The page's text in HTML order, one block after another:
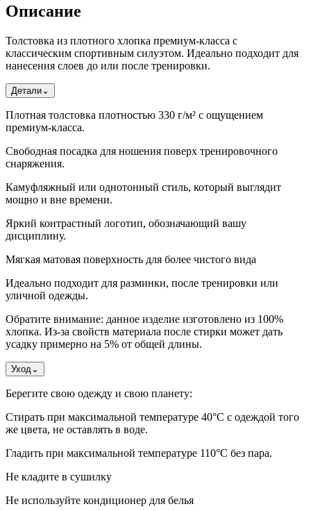
Описание
Толстовка из плотного хлопка премиум-класса с
классическим спортивным силуэтом. Идеально подходит для
нанесения слоев до или после тренировки.
Детали⌄
Плотная толстовка плотностью 330 г/м² с ощущением
премиум-класса.
Свободная посадка для ношения поверх тренировочного
снаряжения.
Камуфляжный или однотонный стиль, который выглядит
мощно и вне времени.
Яркий контрастный логотип, обозначающий вашу
дисциплину.
Мягкая матовая поверхность для более чистого вида
Идеально подходит для разминки, после тренировки или
уличной одежды.
Обратите внимание: данное изделие изготовлено из 100%
хлопка. Из-за свойств материала после стирки может дать
усадку примерно на 5% от общей длины.
Уход ⌄
Берегите свою одежду и свою планету:
Стирать при максимальной температуре 40°C с одеждой того
же цвета, не оставлять в воде.
Гладить при максимальной температуре 110°С без пара.
Не кладите в сушилку
Не используйте кондиционер для белья